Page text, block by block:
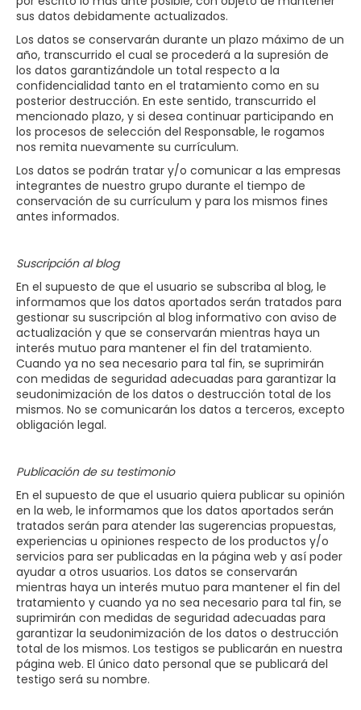
sus datos debidamente actualizados.
Los datos se conservarán durante un plazo máximo de un
año, transcurrido el cual se procederá a la supresión de
los datos garantizándole un total respecto a la
confidencialidad tanto en el tratamiento como en su
posterior destrucción. En este sentido, transcurrido el
mencionado plazo, y si desea continuar participando en
los procesos de selección del Responsable, le rogamos
nos remita nuevamente su currículum.
Los datos se podrán tratar y/o comunicar a las empresas
integrantes de nuestro grupo durante el tiempo de
conservación de su currículum y para los mismos fines
antes informados.
Suscripción al blog
En el supuesto de que el usuario se subscriba al blog, le
informamos que los datos aportados serán tratados para
gestionar su suscripción al blog informativo con aviso de
actualización y que se conservarán mientras haya un
interés mutuo para mantener el fin del tratamiento.
Cuando ya no sea necesario para tal fin, se suprimirán
con medidas de seguridad adecuadas para garantizar la
seudonimización de los datos o destrucción total de los
mismos. No se comunicarán los datos a terceros, excepto
obligación legal.
Publicación de su testimonio
En el supuesto de que el usuario quiera publicar su opinión
en la web, le informamos que los datos aportados serán
tratados serán para atender las sugerencias propuestas,
experiencias u opiniones respecto de los productos y/o
servicios para ser publicadas en la página web y así poder
ayudar a otros usuarios. Los datos se conservarán
mientras haya un interés mutuo para mantener el fin del
tratamiento y cuando ya no sea necesario para tal fin, se
suprimirán con medidas de seguridad adecuadas para
garantizar la seudonimización de los datos o destrucción
total de los mismos. Los testigos se publicarán en nuestra
página web. El único dato personal que se publicará del
testigo será su nombre.